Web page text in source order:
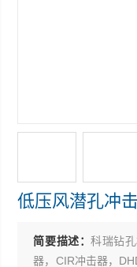
低压风潜孔冲
简要描述：科瑞钻
器，CIR冲击器，